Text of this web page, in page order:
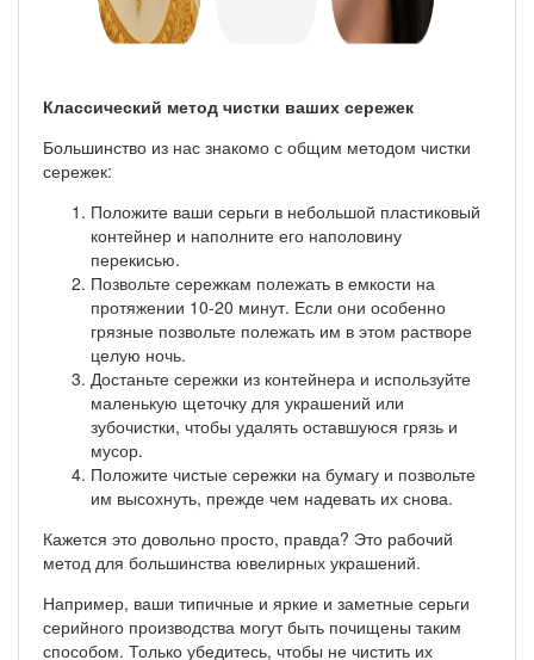
Классический метод чистки ваших сережек
Большинство из нас знакомо с общим методом чистки
сережек:
Положите ваши серьги в небольшой пластиковый
контейнер и наполните его наполовину
перекисью.
Позвольте сережкам полежать в емкости на
протяжении 10-20 минут. Если они особенно
грязные позвольте полежать им в этом растворе
целую ночь.
Достаньте сережки из контейнера и используйте
маленькую щеточку для украшений или
зубочистки, чтобы удалять оставшуюся грязь и
мусор.
Положите чистые сережки на бумагу и позвольте
им высохнуть, прежде чем надевать их снова.
Кажется это довольно просто, правда? Это рабочий
метод для большинства ювелирных украшений.
Например, ваши типичные и яркие и заметные серьги
серийного производства могут быть почищены таким
способом. Только убедитесь, чтобы не чистить их